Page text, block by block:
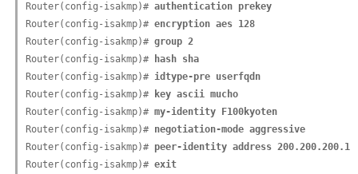
Router(config-isakmp)# authentication prekey
Router(config-isakmp)# encryption aes 128
Router(config-isakmp)# group 2
Router(config-isakmp)# hash sha
Router(config-isakmp)# idtype-pre userfqdn
Router(config-isakmp)# key ascii mucho
Router(config-isakmp)# my-identity F100kyoten
Router(config-isakmp)# negotiation-mode aggressive
Router(config-isakmp)# peer-identity address 200.200.200.1
Router(config-isakmp)# exit